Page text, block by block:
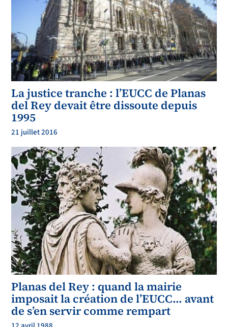
La justice tranche : l’EUCC de Planas
del Rey devait être dissoute depuis
1995
21 juillet 2016
Planas del Rey : quand la mairie
imposait la création de l’EUCC… avant
de s’en servir comme rempart